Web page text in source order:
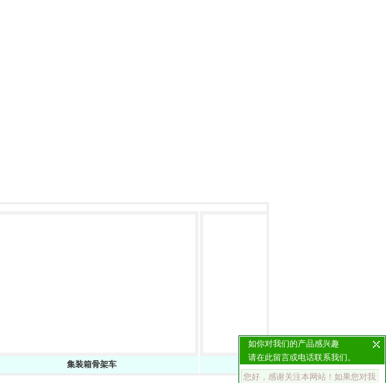
集装箱骨架车 17.5米低平板半挂车包上户
如你对我们的产品感兴趣
请在此留言或电话联系我们。